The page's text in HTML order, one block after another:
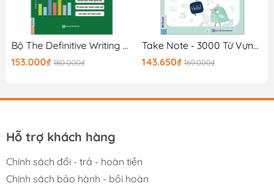
Bộ The Definitive Writing Guide For IELTS - Task 1
153.000₫ 180.000₫
Take Note - 3000 Từ Vựng Tiếng Anh Thông Dụng Nhất
143.650₫ 169.000₫
Hỗ trợ khách hàng
Chính sách đổi - trả - hoàn tiền
Chính sách bảo hành - bồi hoàn